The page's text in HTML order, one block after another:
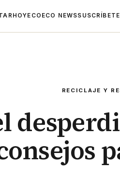
HOYECO ECO NEWSSUSCRÍBETE
RECICLAJE Y